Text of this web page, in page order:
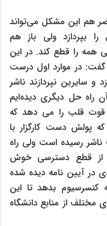
هم این مشکل می‌تواند
بپردازد ولی باز هم
همه را قطع کند. در این
در موارد اول درست
سایرین نپردازند ناشر
راه حل دیگری دیده‌ایم
قوت قلب را می دهد که
پولش دست کارگزار با
رسیده است ولی راه
از قطع دسترسی خوش
در آیین نامه دیده شده
کنسرسیوم بدهد تا این
از منابع دانشگاه